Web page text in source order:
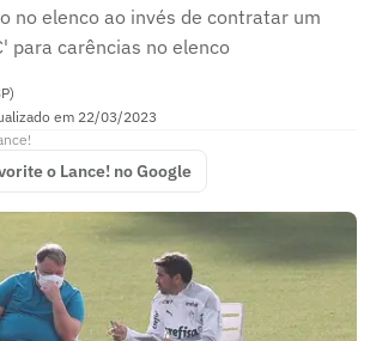
no elenco ao invés de contratar um
para carências no elenco
em 22/03/2023
o Lance! no Google